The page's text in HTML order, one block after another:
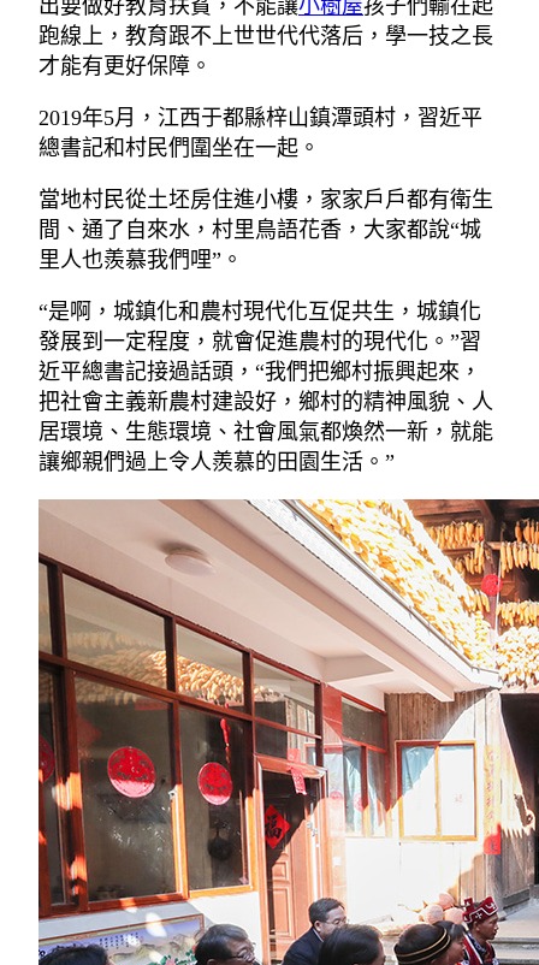
出要做好教育扶貧，不能讓小樹屋孩子們輸在起
跑線上，教育跟不上世世代代落后，學一技之長
才能有更好保障。
2019年5月，江西于都縣梓山鎮潭頭村，習近平
總書記和村民們圍坐在一起。
當地村民從土坯房住進小樓，家家戶戶都有衛生
間、通了自來水，村里鳥語花香，大家都說“城
里人也羨慕我們哩”。
“是啊，城鎮化和農村現代化互促共生，城鎮化
發展到一定程度，就會促進農村的現代化。”習
近平總書記接過話頭，“我們把鄉村振興起來，
把社會主義新農村建設好，鄉村的精神風貌、人
居環境、生態環境、社會風氣都煥然一新，就能
讓鄉親們過上令人羨慕的田園生活。”